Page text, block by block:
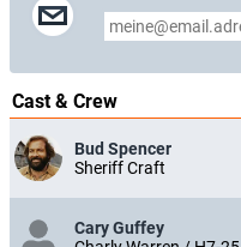
Cast & Crew
Bud Spencer
Sheriff Craft
Cary Guffey